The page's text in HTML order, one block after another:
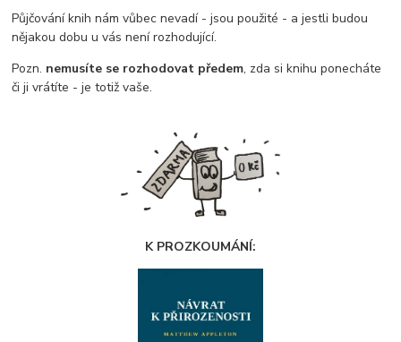
Půjčování knih nám vůbec nevadí - jsou použité - a jestli budou
nějakou dobu u vás není rozhodující.
Pozn. nemusíte se rozhodovat předem, zda si knihu ponecháte
či ji vrátíte - je totiž vaše.
K PROZKOUMÁNÍ: